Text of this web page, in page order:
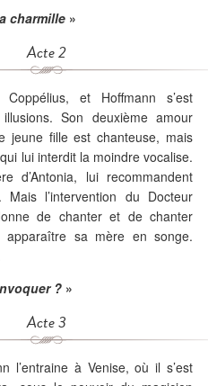
charmille »
Acte 2
et Hoffmann s’est
Son deuxième amour
jeune fille est chanteuse, mais
lui interdit la moindre vocalise.
d’Antonia, lui recommandent
l’intervention du Docteur
de chanter et de chanter
sa mère en songe.
? »
Acte 3
l’entraine à Venise, où il s’est